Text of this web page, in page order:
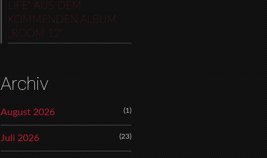
LIFE“ AUS DEM
KOMMENDEN ALBUM
„ROOM 12“
Archiv
August 2026 (1)
Juli 2026 (23)